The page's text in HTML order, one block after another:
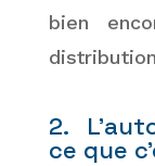
bien
2.
ce que